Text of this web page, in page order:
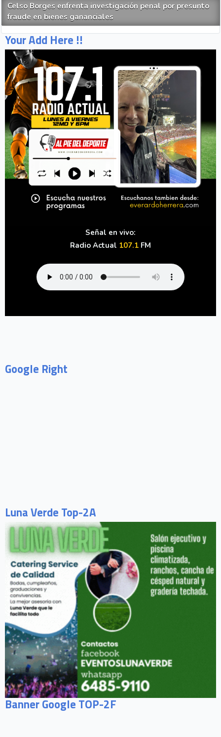
Celso Borges enfrenta investigación penal por presunto
fraude en bienes gananciales
Your Add Here !!
Señal en vivo:
Radio Actual 107.1 FM
Google Right
Luna Verde Top-2A
Banner Google TOP-2F